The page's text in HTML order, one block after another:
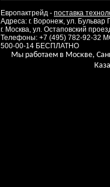
Европактрейд - поставка
Адреса: г. Воронеж, ул.
г. Москва, ул. Остаповский
Телефоны: +7 (495) 782-92-32
500-00-14 БЕСПЛАТНО
Мы работаем в Москве,